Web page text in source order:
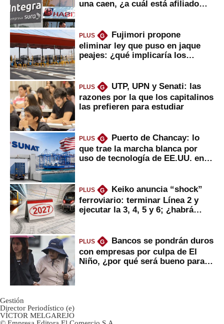
una caen, ¿a cuál está afiliado
PLUS G
Fujimori propone
eliminar ley que puso en jaque
peajes: ¿qué implicaría los
PLUS G
UTP, UPN y Senati: las
razones por la que los capitalinos
las prefieren para estudiar
PLUS G
Puerto de Chancay: lo
que trae la marcha blanca por
uso de tecnología de EE.UU. en
PLUS G
Keiko anuncia “shock”
ferroviario: terminar Línea 2 y
ejecutar la 3, 4, 5 y 6; ¿habrá
PLUS G
Bancos se pondrán duros
con empresas por culpa de El
Niño, ¿por qué será bueno para
Gestión
Director Periodístico (e)
VÍCTOR MELGAREJO